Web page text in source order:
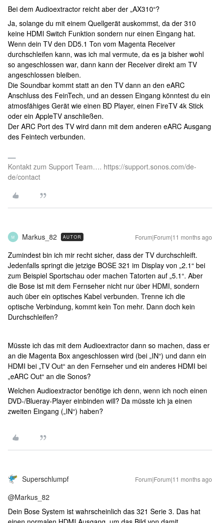
Bei dem Audioextractor reicht aber der „AX310“?
Ja, solange du mit einem Quellgerät auskommst, da der 310
keine HDMI Switch Funktion sondern nur einen Eingang hat.
Wenn dein TV den DD5.1 Ton vom Magenta Receiver
durchschleifen kann, was ich mal vermute, da es ja bisher wohl
so angeschlossen war, dann kann der Receiver direkt am TV
angeschlossen bleiben.
Die Soundbar kommt statt an den TV dann an den eARC
Anschluss des FeinTech, und an dessen Eingang könntest du ein
atmosfähiges Gerät wie einen BD Player, einen FireTV 4k Stick
oder ein AppleTV anschließen.
Der ARC Port des TV wird dann mit dem anderen eARC Ausgang
des Feintech verbunden.
Kontakt zum Support Team…. https://support.sonos.com/de-
de/contact
M Markus_82 AUTOR Forum|Forum|11 months ago
Zumindest bin ich mir recht sicher, dass der TV durchschleift.
Jedenfalls springt die jetzige BOSE 321 im Display von „2.1“ bei
zum Beispiel Sportschau oder machen Tatorten auf „5.1“. Aber
die Bose ist mit dem Fernseher nicht nur über HDMI, sondern
auch über ein optisches Kabel verbunden. Trenne ich die
optische Verbindung, kommt kein Ton mehr. Dann doch kein
Durchschleifen?
Müsste ich das mit dem Audioextractor dann so machen, dass er
an die Magenta Box angeschlossen wird (bei „IN“) und dann ein
HDMI bei „TV Out“ an den Fernseher und ein anderes HDMI bei
„eARC Out“ an die Sonos?
Welchen Audioextractor benötige ich denn, wenn ich noch einen
DVD-/Blueray-Player einbinden will? Da müsste ich ja einen
zweiten Eingang („IN“) haben?
Superschlumpf Forum|Forum|11 months ago
@Markus_82
Dein Bose System ist wahrscheinlich das 321 Serie 3. Das hat